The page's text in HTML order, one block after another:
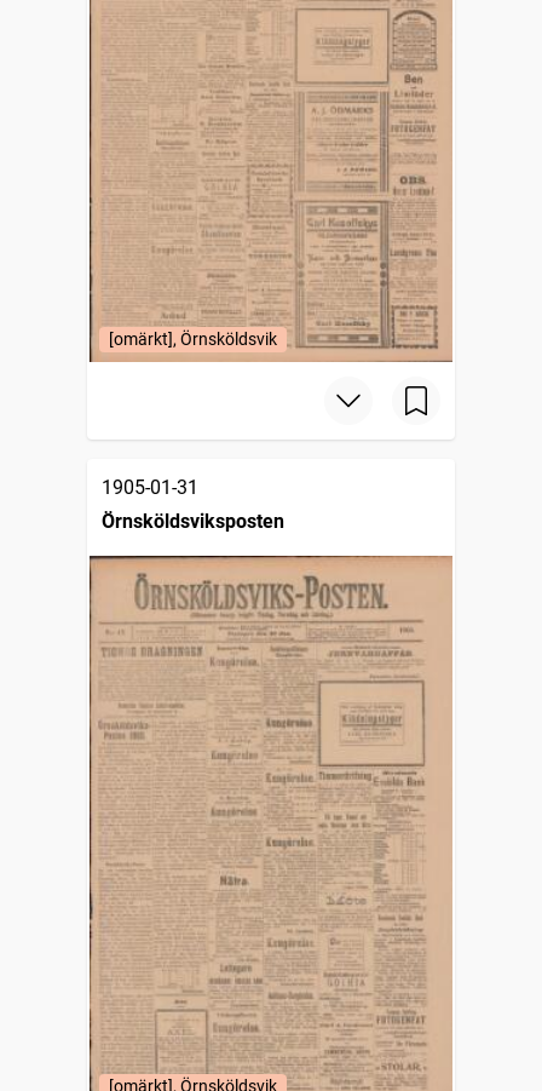
[omärkt], Örnsköldsvik
1905-01-31
Örnsköldsviksposten
[omärkt], Örnsköldsvik